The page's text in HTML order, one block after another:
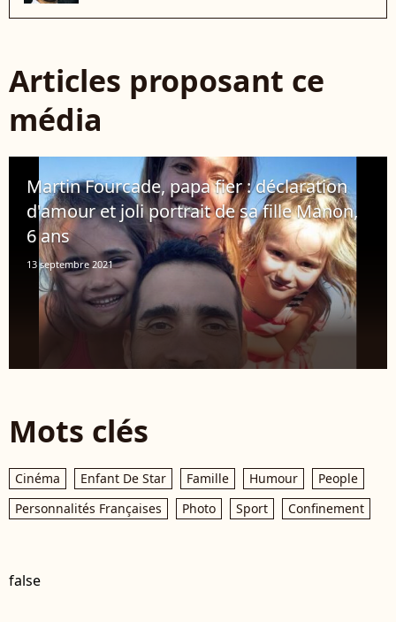
Articles proposant ce
média
Martin Fourcade, papa fier : déclaration
d'amour et joli portrait de sa fille Manon,
6 ans
13 septembre 2021
Mots clés
Cinéma Enfant De Star Famille Humour
People
Personnalités Françaises
Photo Sport Confinement
false